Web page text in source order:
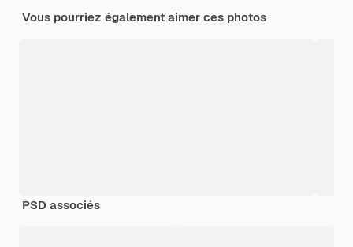
Vous pourriez également aimer ces photos
PSD associés